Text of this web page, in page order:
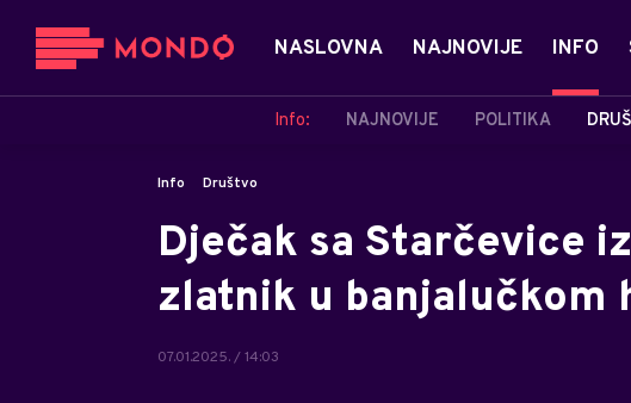
NASLOVNA NAJNOVIJE INFO
Info: NAJNOVIJE POLITIKA
Info Društvo
Dječak sa Starčevice
zlatnik u banjalučkom
07.01.2025. / 14:03